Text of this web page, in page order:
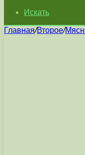
Искать
Главная/Второе/